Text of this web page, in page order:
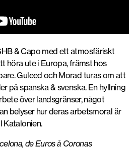
& Capo med ett atmosfäriskt
höra ute i Europa, främst hos
Guleed och Morad turas om att
på spanska & svenska. En hyllning
över landsgränser, något
belyser hur deras arbetsmoral är
Katalonien.
de Euros å Coronas